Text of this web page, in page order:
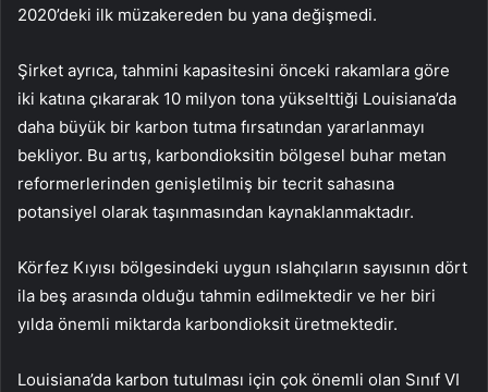
2020’deki ilk müzakereden bu yana değişmedi.
Şirket ayrıca, tahmini kapasitesini önceki rakamlara göre
iki katına çıkararak 10 milyon tona yükselttiği Louisiana’da
daha büyük bir karbon tutma fırsatından yararlanmayı
bekliyor. Bu artış, karbondioksitin bölgesel buhar metan
reformerlerinden genişletilmiş bir tecrit sahasına
potansiyel olarak taşınmasından kaynaklanmaktadır.
Körfez Kıyısı bölgesindeki uygun ıslahçıların sayısının dört
ila beş arasında olduğu tahmin edilmektedir ve her biri
yılda önemli miktarda karbondioksit üretmektedir.
Louisiana’da karbon tutulması için çok önemli olan Sınıf VI